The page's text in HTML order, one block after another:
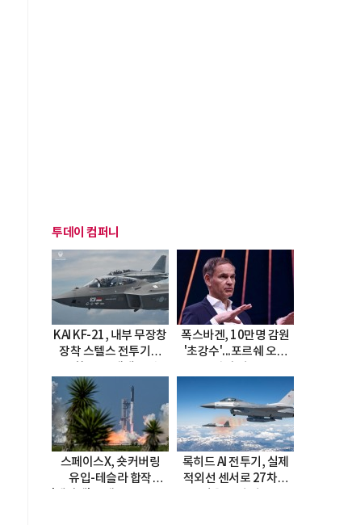
투데이 컴퍼니
KAI KF-21, 내부 무장창
장착 스텔스 전투기로
폭스바겐, 10만명 감원
'초강수'...포르쉐 오너
스페이스X, 숏커버링
유입-테슬라 합작
록히드 AI 전투기, 실제
적외선 센서로 27차례